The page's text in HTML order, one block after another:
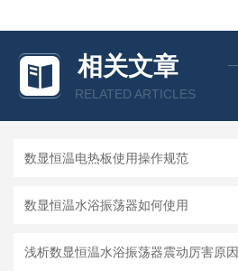
相关文章
RELATED ARTICLES
数显恒温电热板使用操作规范
数显恒温水浴振荡器如何使用
浅析数显恒温水浴振荡器震动厉害原因